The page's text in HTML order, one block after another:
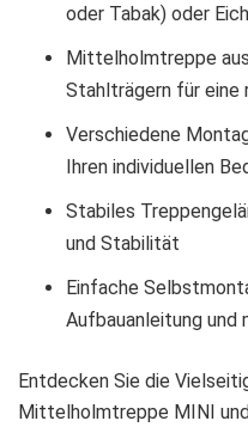
oder Tabak) oder
Mittelholmtreppe
Stahlträgern für
Verschiedene
Ihren individuellen
Stabiles
und Stabilität
Einfache
Aufbauanleitung
Entdecken Sie die
Mittelholmtreppe MINI